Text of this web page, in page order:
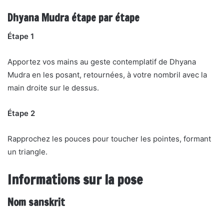
Dhyana Mudra étape par étape
Étape 1
Apportez vos mains au geste contemplatif de Dhyana
Mudra en les posant, retournées, à votre nombril avec la
main droite sur le dessus.
Étape 2
Rapprochez les pouces pour toucher les pointes, formant
un triangle.
Informations sur la pose
Nom sanskrit